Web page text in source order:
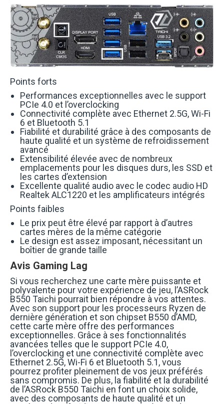
Points forts
Performances exceptionnelles avec le support
PCIe 4.0 et l’overclocking
Connectivité complète avec Ethernet 2.5G, Wi-Fi
6 et Bluetooth 5.1
Fiabilité et durabilité grâce à des composants de
haute qualité et un système de refroidissement
avancé
Extensibilité élevée avec de nombreux
emplacements pour les disques durs, les SSD et
les cartes d’extension
Excellente qualité audio avec le codec audio HD
Realtek ALC1220 et les amplificateurs intégrés
Points faibles
Le prix peut être élevé par rapport à d’autres
cartes mères de la même catégorie
Le design est assez imposant, nécessitant un
boîtier de grande taille
Avis Gaming Lag
Si vous recherchez une carte mère puissante et
polyvalente pour votre expérience de jeu, l’ASRock
B550 Taichi pourrait bien répondre à vos attentes.
Avec son support pour les processeurs Ryzen de
dernière génération et son chipset B550 d’AMD,
cette carte mère offre des performances
exceptionnelles. Grâce à ses fonctionnalités
avancées telles que le support PCIe 4.0,
l’overclocking et une connectivité complète avec
Ethernet 2.5G, Wi-Fi 6 et Bluetooth 5.1, vous
pourrez profiter pleinement de vos jeux préférés
sans compromis. De plus, la fiabilité et la durabilité
de l’ASRock B550 Taichi en font un choix solide,
avec des composants de haute qualité et un